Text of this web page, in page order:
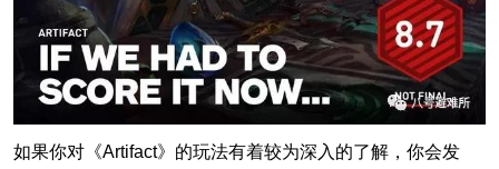
如果你对《Artifact》的玩法有着较为深入的了解，你会发